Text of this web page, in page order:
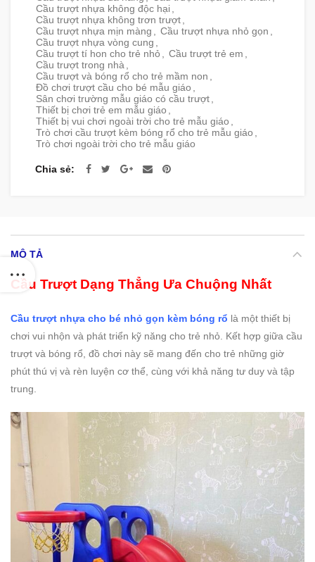
Cầu trượt nhựa không độc hại,
Cầu trượt nhựa không trơn trượt,
Cầu trượt nhựa mịn màng , Cầu trượt nhựa nhỏ gọn ,
Cầu trượt nhựa vòng cung ,
Cầu trượt tí hon cho trẻ nhỏ , Cầu trượt trẻ em ,
Cầu trượt trong nhà,
Cầu trượt và bóng rổ cho trẻ mầm non ,
Đồ chơi trượt cầu cho bé mẫu giáo ,
Sân chơi trường mẫu giáo có cầu trượt,
Thiết bị chơi trẻ em mẫu giáo ,
Thiết bị vui chơi ngoài trời cho trẻ mẫu giáo ,
Trò chơi cầu trượt kèm bóng rổ cho trẻ mẫu giáo ,
Trò chơi ngoài trời cho trẻ mẫu giáo
Chia sẻ
MÔ TẢ
Cầu Trượt Dạng Thẳng Ưa Chuộng Nhất
Cầu trượt nhựa cho bé nhỏ gọn kèm bóng rổ là một thiết bị
chơi vui nhộn và phát triển kỹ năng cho trẻ nhỏ. Kết hợp giữa cầu
trượt và bóng rổ, đồ chơi này sẽ mang đến cho trẻ những giờ
phút thú vị và rèn luyện cơ thể, cùng với khả năng tư duy và tập
trung.